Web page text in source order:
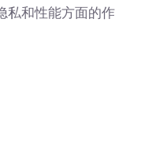
私和性能方面的作